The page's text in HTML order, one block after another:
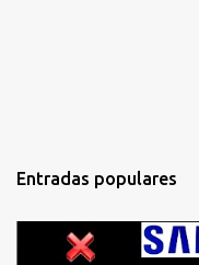
Entradas populares